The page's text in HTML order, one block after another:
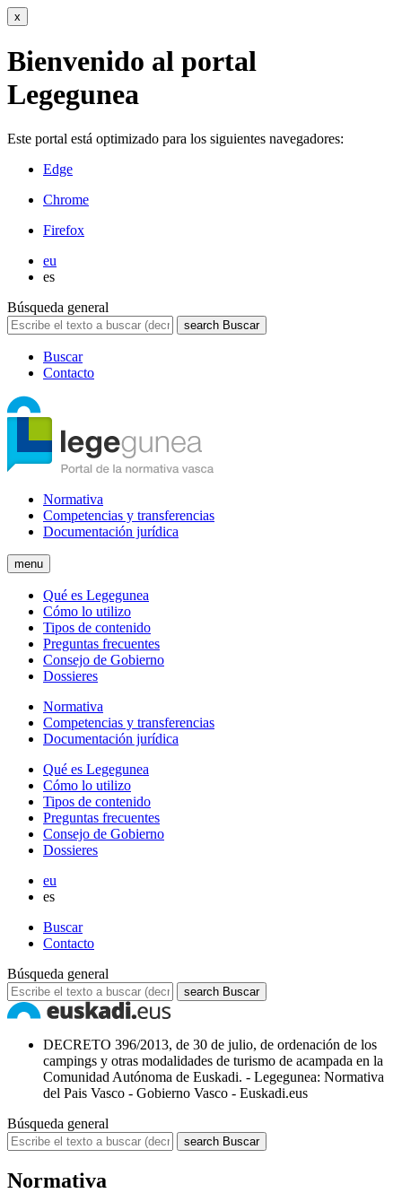
x
Bienvenido al portal
Legegunea
Este portal está optimizado para los siguientes navegadores:
Edge
Chrome
Firefox
eu
es
Búsqueda general
search Buscar
Buscar
Contacto
Normativa
Competencias y transferencias
Documentación jurídica
menu
Qué es Legegunea
Cómo lo utilizo
Tipos de contenido
Preguntas frecuentes
Consejo de Gobierno
Dossieres
Normativa
Competencias y transferencias
Documentación jurídica
Qué es Legegunea
Cómo lo utilizo
Tipos de contenido
Preguntas frecuentes
Consejo de Gobierno
Dossieres
eu
es
Buscar
Contacto
Búsqueda general
search Buscar
DECRETO 396/2013, de 30 de julio, de ordenación de los
campings y otras modalidades de turismo de acampada en la
Comunidad Autónoma de Euskadi. - Legegunea: Normativa
del Pais Vasco - Gobierno Vasco - Euskadi.eus
Búsqueda general
search Buscar
Normativa